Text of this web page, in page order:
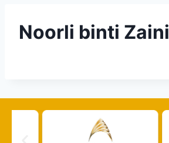
Noorli binti Zaini